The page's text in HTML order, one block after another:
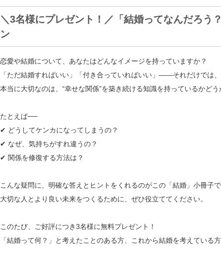
＼3名様にプレゼント！／「結婚ってなんだろう
ン
恋愛や結婚について、あなたはどんなイメージを持っていますか？
「ただ結婚すればいい」「付き合っていればいい」――それだけでは
本当に大切なのは、“幸せな関係”を築き続ける知識を持っているかど
たとえば──
✔ どうしてケンカになってしまうの？
✔ なぜ、気持ちがすれ違うの？
✔ 関係を修復する方法は？
こんな疑問に、明確な答えとヒントをくれるのがこの「結婚」小冊子
大切な人とより良い未来をつくるために、ぜひ役立ててください。
このたび、ご好評につき3名様に無料プレゼント！
「結婚って何？」と考えたことのある方、これから結婚を考えている